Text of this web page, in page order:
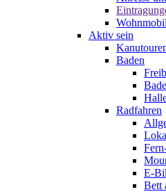
Aktiv sein
Baden
Radfahren
E-
Bett